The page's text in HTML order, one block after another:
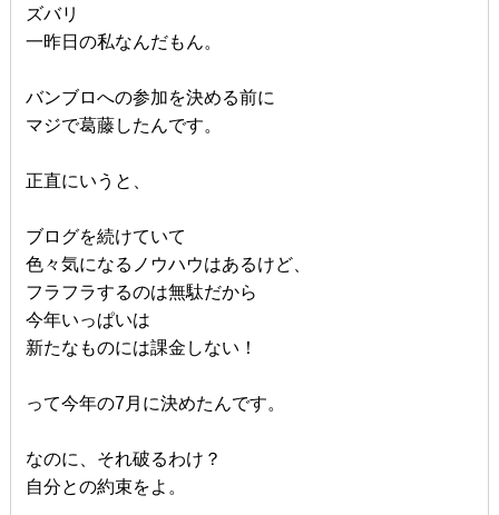
ズバリ
一昨日の私なんだもん。
バンブロへの参加を決める前に
マジで葛藤したんです。
正直にいうと、
ブログを続けていて
色々気になるノウハウはあるけど、
フラフラするのは無駄だから
今年いっぱいは
新たなものには課金しない！
って今年の7月に決めたんです。
なのに、それ破るわけ？
自分との約束をよ。